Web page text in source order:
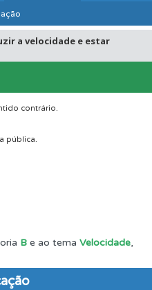
a velocidade e estar
contrário.
pública.
B e ao tema Velocidade,